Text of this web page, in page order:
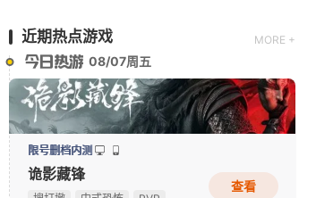
总奖金9.5万美元！《绝地求生》玩家自创玩法征集大
近期热点游戏 MORE +
08/07周五
限号删档内测
诡影藏锋
查看